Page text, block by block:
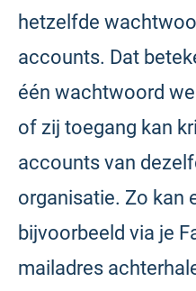
hetzelfde
accounts. Dat
één wachtwoord
of zij toegang kan
accounts van
organisatie. Zo kan
bijvoorbeeld via je
mailadres